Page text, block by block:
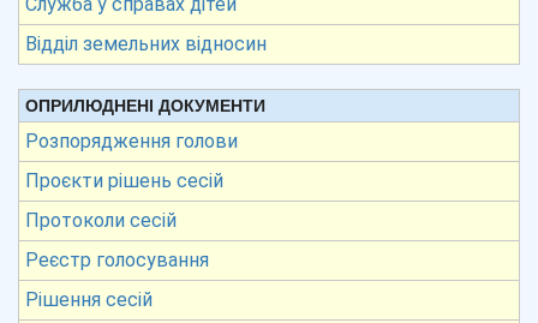
Відділ земельних відносин
ОПРИЛЮДНЕНІ ДОКУМЕНТИ
Розпорядження голови
Проєкти рішень сесій
Протоколи сесій
Реєстр голосування
Рішення сесій